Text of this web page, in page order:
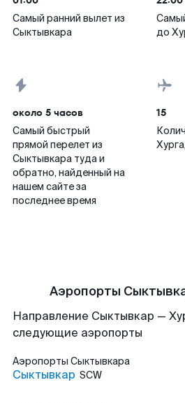
Самый ранний вылет из
Сыктывкара
до
около 5 часов
Самый быстрый
прямой перелет из
Сыктывкара туда и
обратно, найденный на
нашем сайте за
последнее время
15
Аэропорты
Направление Сыктывкар —
следующие аэропорты
Аэропорты Сыктывкара
Сыктывкар SCW